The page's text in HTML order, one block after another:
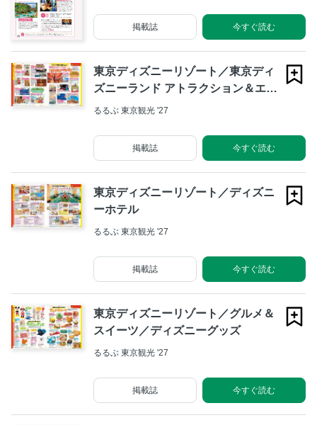
今すぐ読む
掲載誌
東京ディズニーリゾート／東京ディ
ズニーランド アトラクション＆エン
タメ
るるぶ 東京観光 '27
今すぐ読む
掲載誌
東京ディズニーリゾート／ディズニ
ーホテル
るるぶ 東京観光 '27
今すぐ読む
掲載誌
東京ディズニーリゾート／グルメ＆
スイーツ／ディズニーグッズ
るるぶ 東京観光 '27
今すぐ読む
掲載誌